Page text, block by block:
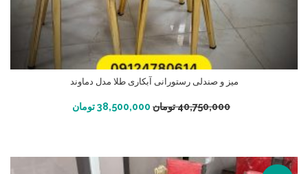
میز و صندلی رستورانی آبکاری طلا مدل دماوند
40,750,000تومان 38,500,000تومان افزودن به سبد خرید